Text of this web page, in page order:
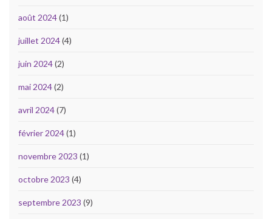
août 2024(1)
juillet 2024(4)
juin 2024(2)
mai 2024(2)
avril 2024(7)
février 2024(1)
novembre 2023 (1)
octobre 2023 (4)
septembre 2023 (9)